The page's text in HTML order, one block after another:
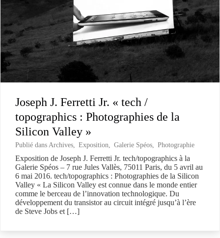
Joseph J. Ferretti Jr. « tech /
topographics : Photographies de la
Silicon Valley »
Publié dans Archives, Exposition, Galerie Spéos, Photographie
Exposition de Joseph J. Ferretti Jr. tech/topographics à la
Galerie Spéos – 7 rue Jules Vallès, 75011 Paris, du 5 avril au
6 mai 2016. tech/topographics : Photographies de la Silicon
Valley « La Silicon Valley est connue dans le monde entier
comme le berceau de l’innovation technologique. Du
développement du transistor au circuit intégré jusqu’à l’ère
de Steve Jobs et […]